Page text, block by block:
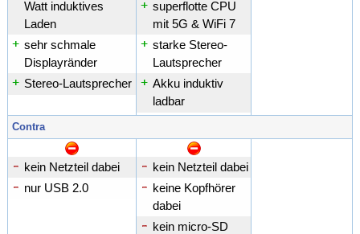
Watt induktives
Laden
sehr schmale
Displayränder
Stereo-Lautsprecher
superflotte CPU
mit 5G & WiFi 7
starke Stereo-
Lautsprecher
Akku induktiv
ladbar
Contra
kein Netzteil dabei
nur USB 2.0
kein Netzteil dabei
keine Kopfhörer
dabei
kein micro-SD